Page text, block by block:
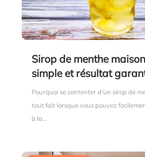
Sirop de menthe
simple et résultat
Pourquoi se contenter d'un sirop de
tout fait lorsque vous pouvez
à la...